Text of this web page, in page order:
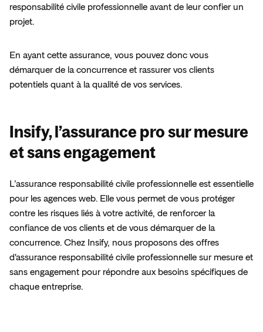
responsabilité civile professionnelle avant de leur confier un
projet.
En ayant cette assurance, vous pouvez donc vous
démarquer de la concurrence et rassurer vos clients
Insify, l’assurance pro sur mesure
et sans engagement
L’assurance responsabilité civile professionnelle est essentielle
pour les agences web. Elle vous permet de vous protéger
contre les risques liés à votre activité, de renforcer la
confiance de vos clients et de vous démarquer de la
concurrence. Chez Insify, nous proposons des offres
d'assurance responsabilité civile professionnelle sur mesure et
sans engagement pour répondre aux besoins spécifiques de
chaque entreprise.